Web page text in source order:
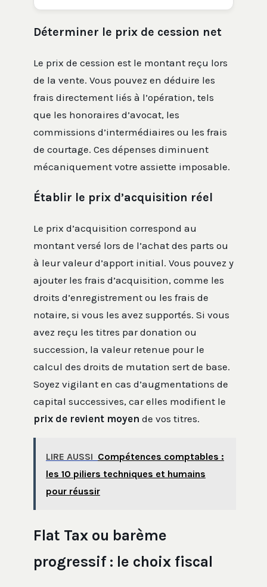
Déterminer le prix de cession net
Le prix de cession est le montant reçu lors
de la vente. Vous pouvez en déduire les
frais directement liés à l’opération, tels
que les honoraires d’avocat, les
commissions d’intermédiaires ou les frais
de courtage. Ces dépenses diminuent
mécaniquement votre assiette imposable.
Établir le prix d’acquisition réel
Le prix d’acquisition correspond au
montant versé lors de l’achat des parts ou
à leur valeur d’apport initial. Vous pouvez y
ajouter les frais d’acquisition, comme les
droits d’enregistrement ou les frais de
notaire, si vous les avez supportés. Si vous
avez reçu les titres par donation ou
succession, la valeur retenue pour le
calcul des droits de mutation sert de base.
Soyez vigilant en cas d’augmentations de
capital successives, car elles modifient le
prix de revient moyen de vos titres.
LIRE AUSSI Compétences comptables :
les 10 piliers techniques et humains
pour réussir
Flat Tax ou barème
progressif : le choix fiscal